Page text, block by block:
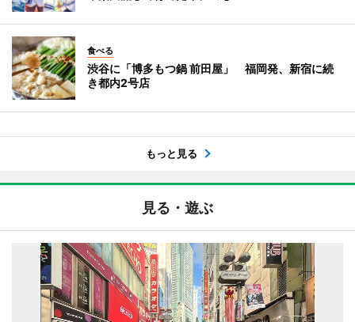
食べる
渋谷に「博多もつ鍋 前田屋」 福岡発、新宿に続
き都内2号店
もっと見る
見る・遊ぶ